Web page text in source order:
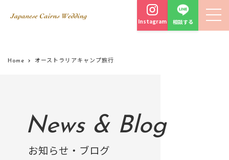
Instagram 相談する
Home オーストラリアキャンプ旅行
News & Blog
お知らせ・ブログ